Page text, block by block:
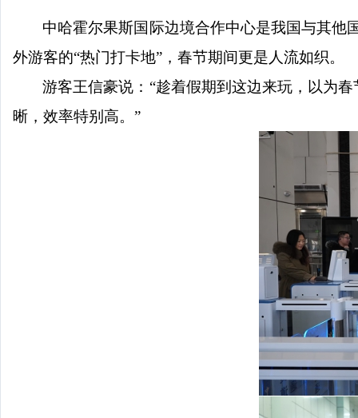
中哈霍尔果斯国际边境合作中心是我国与其他
外游客的“热门打卡地”，春节期间更是人流如织。
游客王信豪说： “趁着假期到这边来玩，以为
晰，效率特别高。”